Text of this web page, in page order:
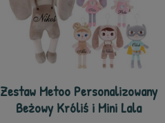
Zestaw Metoo Personalizowany
Beżowy Króliś i Mini Lala